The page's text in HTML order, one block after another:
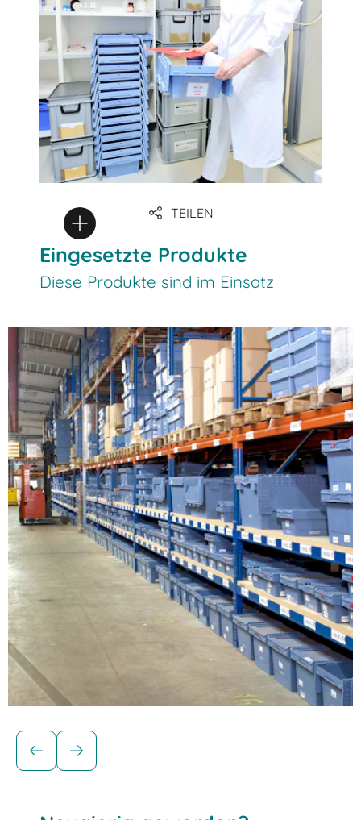
TEILEN
Eingesetzte Produkte
Diese Produkte sind im Einsatz
Raumsparbehälter